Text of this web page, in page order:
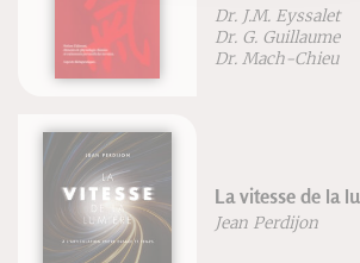
Dr. J.M. Eyssalet
Dr. G. Guillaume
Dr. Mach-Chieu
La vitesse de la
Jean Perdijon